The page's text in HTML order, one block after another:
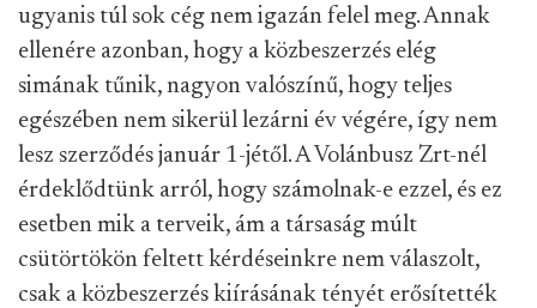
ugyanis túl sok cég nem igazán felel meg. Annak
ellenére azonban, hogy a közbeszerzés elég
simának tűnik, nagyon valószínű, hogy teljes
egészében nem sikerül lezárni év végére, így nem
lesz szerződés január 1-jétől. A Volánbusz Zrt-nél
érdeklődtünk arról, hogy számolnak-e ezzel, és ez
esetben mik a terveik, ám a társaság múlt
csütörtökön feltett kérdéseinkre nem válaszolt,
csak a közbeszerzés kiírásának tényét erősítették